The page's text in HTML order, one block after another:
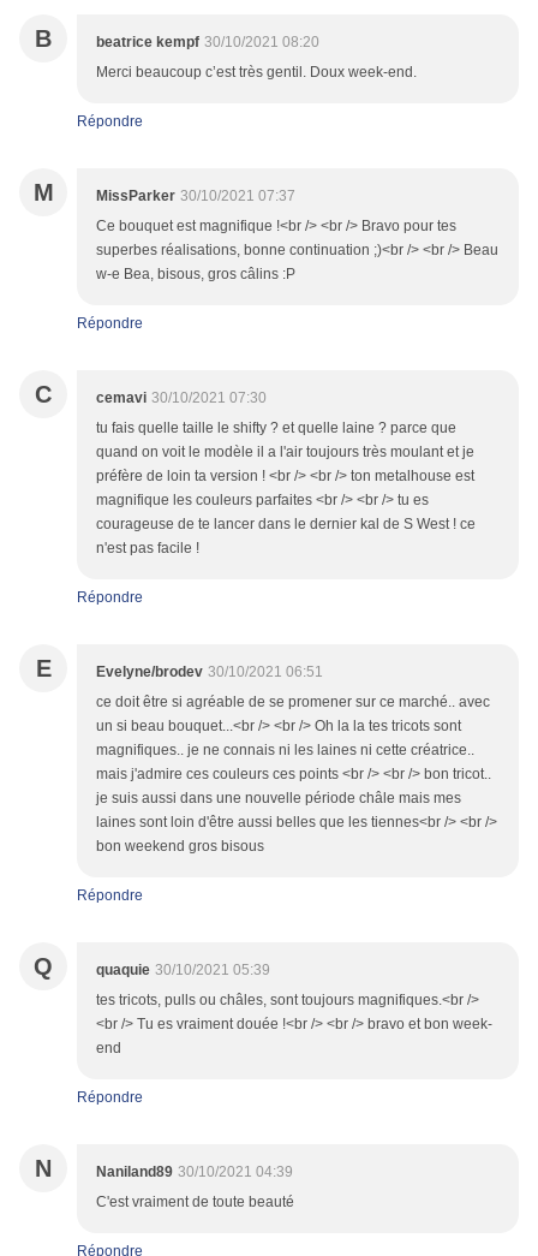
B beatrice kempf 30/10/2021 08:20
Merci beaucoup c’est très gentil. Doux week-end.
Répondre
M MissParker 30/10/2021 07:37
Ce bouquet est magnifique !<br /> <br /> Bravo pour tes
superbes réalisations, bonne continuation ;)<br /> <br /> Beau
w-e Bea, bisous, gros câlins :P
Répondre
C cemavi 30/10/2021 07:30
tu fais quelle taille le shifty ? et quelle laine ? parce que
quand on voit le modèle il a l'air toujours très moulant et je
préfère de loin ta version ! <br /> <br /> ton metalhouse est
magnifique les couleurs parfaites <br /> <br /> tu es
courageuse de te lancer dans le dernier kal de S West ! ce
n'est pas facile !
Répondre
E Evelyne/brodev 30/10/2021 06:51
ce doit être si agréable de se promener sur ce marché.. avec
un si beau bouquet...<br /> <br /> Oh la la tes tricots sont
magnifiques.. je ne connais ni les laines ni cette créatrice..
mais j'admire ces couleurs ces points <br /> <br /> bon tricot..
je suis aussi dans une nouvelle période châle mais mes
laines sont loin d'être aussi belles que les tiennes<br /> <br />
bon weekend gros bisous
Répondre
Q quaquie 30/10/2021 05:39
tes tricots, pulls ou châles, sont toujours magnifiques.<br />
<br /> Tu es vraiment douée !<br /> <br /> bravo et bon week-
end
Répondre
N Naniland89 30/10/2021 04:39
C'est vraiment de toute beauté
Répondre